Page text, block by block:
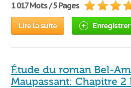
1 017 Mots / 5 Pages
Lire la suite Enregistrer
Étude du roman Bel-
Maupassant: Chapitre 2